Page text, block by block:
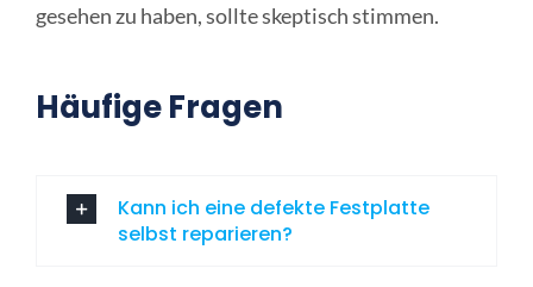
gesehen zu haben, sollte skeptisch stimmen.
Häufige Fragen
Kann ich eine defekte Festplatte
selbst reparieren?